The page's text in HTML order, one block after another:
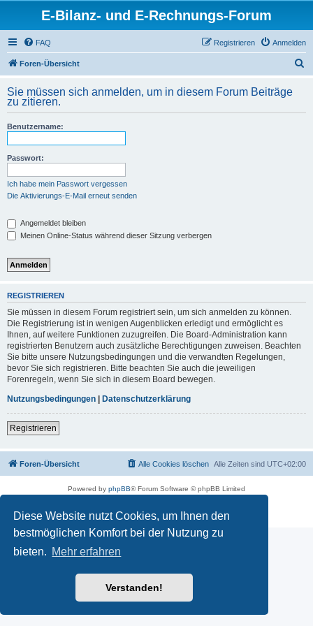
Diese Website nutzt Cookies, um Ihnen den
bestmöglichen Komfort bei der Nutzung zu
bieten. Mehr erfahren
Verstanden!
E-Bilanz- und E-Rechnungs-Forum
FAQ Anmelden
Registrieren
Foren-Übersicht
h
Sie müssen sich anmelden, um in diesem Forum Beiträge
zu zitieren.
Benutzername:
Passwort:
Ich habe mein Passwort vergessen
Die Aktivierungs-E-Mail erneut senden
Angemeldet bleiben
Meinen Online-Status während dieser Sitzung verbergen
REGISTRIEREN
Sie müssen in diesem Forum registriert sein, um sich anmelden zu können.
Die Registrierung ist in wenigen Augenblicken erledigt und ermöglicht es
Ihnen, auf weitere Funktionen zuzugreifen. Die Board-Administration kann
registrierten Benutzern auch zusätzliche Berechtigungen zuweisen. Beachten
Sie bitte unsere Nutzungsbedingungen und die verwandten Regelungen,
bevor Sie sich registrieren. Bitte beachten Sie auch die jeweiligen
Forenregeln, wenn Sie sich in diesem Board bewegen.
Nutzungsbedingungen | Datenschutzerklärung
Registrieren
Foren-Übersicht Alle Zeiten sind UTC+02:00
Alle Cookies löschen
Powered by phpBB® Forum Software © phpBB Limited
Datenschutz|Nutzungsbedingungen